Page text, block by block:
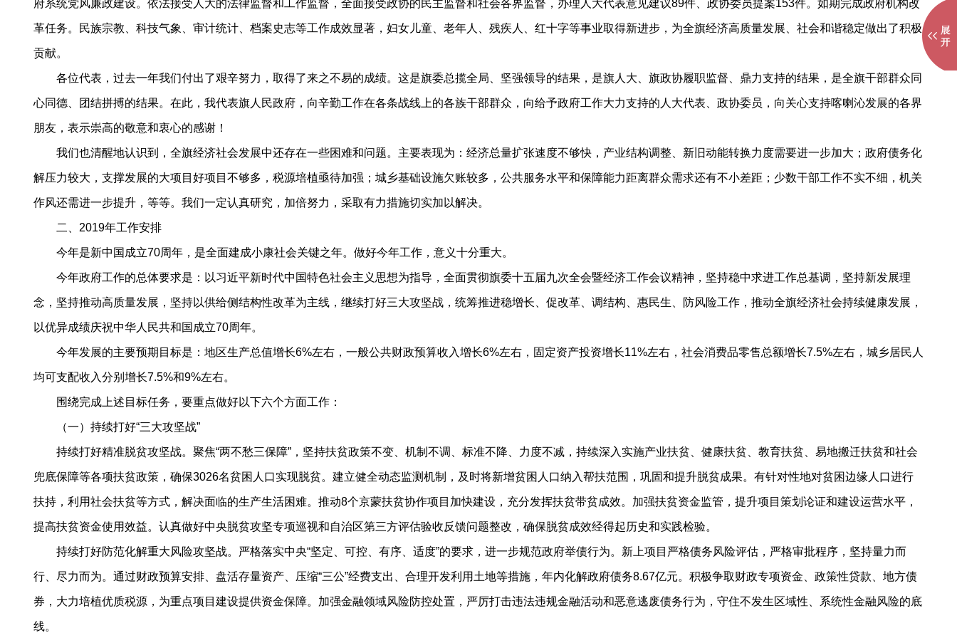
府系统党风廉政建设。依法接受人大的法律监督和工作监督，全面接受政协的民主监督和社会各界监督，办理人大代表意见建议89件、政协委员提案153件。如期完成政府机构改
革任务。民族宗教、科技气象、审计统计、档案史志等工作成效显著，妇女儿童、老年人、残疾人、红十字等事业取得新进步，为全旗经济高质量发展、社会和谐稳定做出了积极
贡献。
各位代表，过去一年我们付出了艰辛努力，取得了来之不易的成绩。这是旗委总揽全局、坚强领导的结果，是旗人大、旗政协履职监督、鼎力支持的结果，是全旗干部群众同
心同德、团结拼搏的结果。在此，我代表旗人民政府，向辛勤工作在各条战线上的各族干部群众，向给予政府工作大力支持的人大代表、政协委员，向关心支持喀喇沁发展的各界
朋友，表示崇高的敬意和衷心的感谢！
我们也清醒地认识到，全旗经济社会发展中还存在一些困难和问题。主要表现为：经济总量扩张速度不够快，产业结构调整、新旧动能转换力度需要进一步加大；政府债务化
解压力较大，支撑发展的大项目好项目不够多，税源培植亟待加强；城乡基础设施欠账较多，公共服务水平和保障能力距离群众需求还有不小差距；少数干部工作不实不细，机关
作风还需进一步提升，等等。我们一定认真研究，加倍努力，采取有力措施切实加以解决。
二、2019年工作安排
今年是新中国成立70周年，是全面建成小康社会关键之年。做好今年工作，意义十分重大。
今年政府工作的总体要求是：以习近平新时代中国特色社会主义思想为指导，全面贯彻旗委十五届九次全会暨经济工作会议精神，坚持稳中求进工作总基调，坚持新发展理
念，坚持推动高质量发展，坚持以供给侧结构性改革为主线，继续打好三大攻坚战，统筹推进稳增长、促改革、调结构、惠民生、防风险工作，推动全旗经济社会持续健康发展，
以优异成绩庆祝中华人民共和国成立70周年。
今年发展的主要预期目标是：地区生产总值增长6%左右，一般公共财政预算收入增长6%左右，固定资产投资增长11%左右，社会消费品零售总额增长7.5%左右，城乡居民人
均可支配收入分别增长7.5%和9%左右。
围绕完成上述目标任务，要重点做好以下六个方面工作：
（一）持续打好“三大攻坚战”
持续打好精准脱贫攻坚战。聚焦“两不愁三保障”，坚持扶贫政策不变、机制不调、标准不降、力度不减，持续深入实施产业扶贫、健康扶贫、教育扶贫、易地搬迁扶贫和社会
兜底保障等各项扶贫政策，确保3026名贫困人口实现脱贫。建立健全动态监测机制，及时将新增贫困人口纳入帮扶范围，巩固和提升脱贫成果。有针对性地对贫困边缘人口进行
扶持，利用社会扶贫等方式，解决面临的生产生活困难。推动8个京蒙扶贫协作项目加快建设，充分发挥扶贫带贫成效。加强扶贫资金监管，提升项目策划论证和建设运营水平，
提高扶贫资金使用效益。认真做好中央脱贫攻坚专项巡视和自治区第三方评估验收反馈问题整改，确保脱贫成效经得起历史和实践检验。
持续打好防范化解重大风险攻坚战。严格落实中央“坚定、可控、有序、适度”的要求，进一步规范政府举债行为。新上项目严格债务风险评估，严格审批程序，坚持量力而
行、尽力而为。通过财政预算安排、盘活存量资产、压缩“三公”经费支出、合理开发利用土地等措施，年内化解政府债务8.67亿元。积极争取财政专项资金、政策性贷款、地方债
券，大力培植优质税源，为重点项目建设提供资金保障。加强金融领域风险防控处置，严厉打击违法违规金融活动和恶意逃废债务行为，守住不发生区域性、系统性金融风险的底
线。